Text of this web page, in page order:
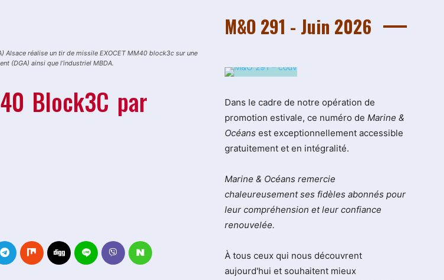
réalise un tir de missile EXOCET MM40 block3c sur une
(DGA) ainsi que l’industriel MBDA.
Block3C par
M&O 291 - Juin 2026
Dans le cadre de notre opération de
promotion estivale, ce numéro de Marine &
Océans est exceptionnellement accessible
gratuitement et en intégralité.
Marine & Océans remercie
chaleureusement ses fidèles abonnés pour
leur compréhension et leur confiance
renouvelée.
À tous ceux qui nous découvrent
aujourd'hui et souhaitent mieux